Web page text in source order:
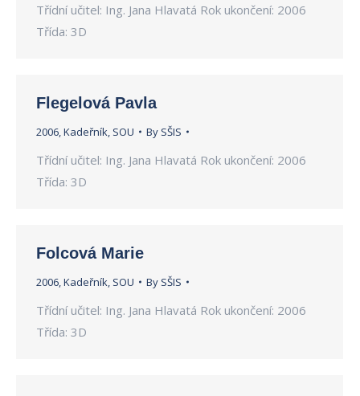
Třídní učitel: Ing. Jana Hlavatá Rok ukončení: 2006
Třída: 3D
Flegelová Pavla
2006,Kadeřník, SOU By SŠIS
Třídní učitel: Ing. Jana Hlavatá Rok ukončení: 2006
Třída: 3D
Folcová Marie
2006,Kadeřník, SOU By SŠIS
Třídní učitel: Ing. Jana Hlavatá Rok ukončení: 2006
Třída: 3D